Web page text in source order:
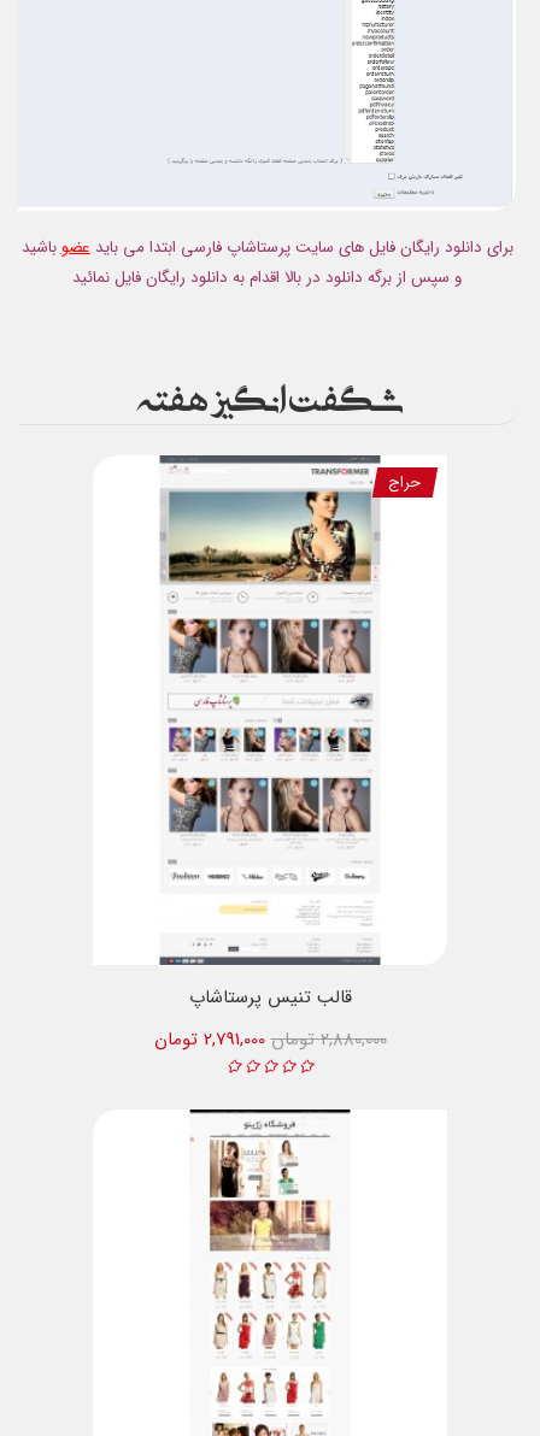
برای دانلود رایگان فایل های سایت پرستاشاپ فارسی ابتدا می بایدعضوباشید
و سپس از برگه دانلود در بالا اقدام به دانلود رایگان فایل نمائید
شگفت انگیز هفته
حراج
قالب تنیس پرستاشاپ
2,791,000 تومان
2,880,000 تومان